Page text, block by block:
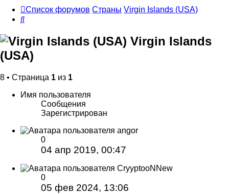
Список форумов Страны Virgin Islands (USA)
Поиск
Virgin Islands
(USA)
8 • Страница 1 из 1
Имя пользователя
Сообщения
Зарегистрирован
angor
0
04 апр 2019, 00:47
CryyptooNNew
0
05 фев 2024, 13:06